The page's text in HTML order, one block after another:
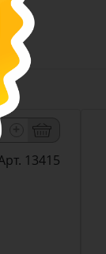
13415